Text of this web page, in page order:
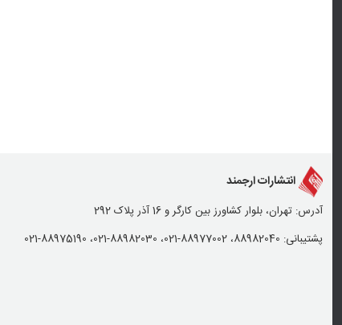
انتشارات ارجمند
آدرس: تهران، بلوار کشاورز بین کارگر و 16 آذر پلاک 292
پشتیبانی: 88982040، 88977002-021، 88982030-021، 88975190-021